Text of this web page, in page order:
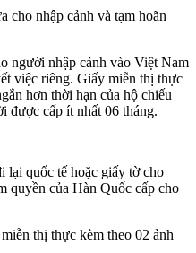
cho nhập cảnh và tạm hoãn
người nhập cảnh vào Việt Nam
việc riêng. Giấy miễn thị thực
hơn thời hạn của hộ chiếu
được cấp ít nhất 06 tháng.
lại quốc tế hoặc giấy tờ cho
quyền của Hàn Quốc cấp cho
thị thực kèm theo 02 ảnh